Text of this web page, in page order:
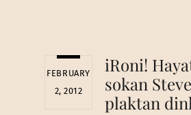
FEBRUARY
2, 2012
iRoni!
sokan
plaktan